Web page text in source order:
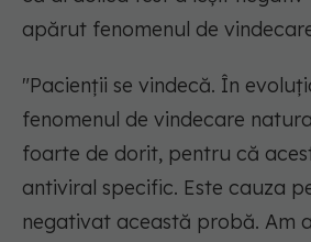
apărut fenomenul de
"Pacienţii se vindecă. În
fenomenul de vindecare
foarte de dorit, pentru că
antiviral specific. Este cauza
negativat această probă. Am